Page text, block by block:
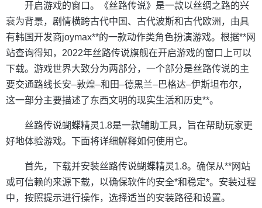
开启游戏的窗口。《丝路传说》是一款以丝绸之路的兴
衰为背景，剧情横跨古代中国、古代波斯和古代欧洲，由具
有韩国开发商joymax**的一款动作类角色扮演游戏。根据**网
站查询得知，2022年丝路传说旗舰在开启游戏的窗口上可以
下载。游戏世界大致分为两部分，一个部分是丝路传说的主
要交通路线长安–敦煌–和田–德黑兰–巴格达–伊斯坦布尔，
这一部分主要描述了东西文明的现实生活和历史**。
丝路传说蝴蝶精灵1.8是一款辅助工具，旨在帮助玩家更
好地体验游戏。下面将详细解释如何使用它。
首先，下载并安装丝路传说蝴蝶精灵1.8。确保从**网站
或可信赖的来源下载，以确保软件的安全*和稳定*。安装过程
中，按照提示进行操作，选择适当的安装路径和设置。